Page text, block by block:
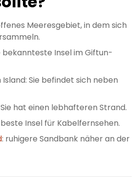
Meeresgebiet, in dem sich
bekannteste Insel im Giftun-
Island: Sie befindet sich neben
hat einen lebhafteren Strand.
beste Insel für Kabelfernsehen.
: ruhigere Sandbank näher an der